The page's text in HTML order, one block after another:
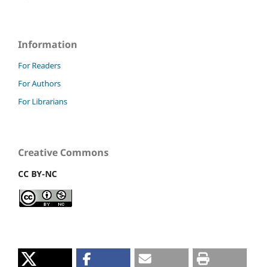
Information
For Readers
For Authors
For Librarians
Creative Commons
CC BY-NC